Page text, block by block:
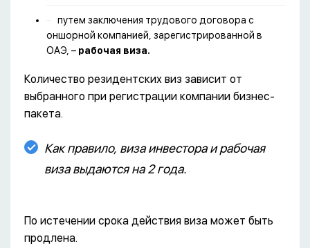
путем заключения трудового договора с
оншорной компанией, зарегистрированной в
ОАЭ, – рабочая виза.
Количество резидентских виз зависит от
выбранного при регистрации компании бизнес-
пакета.
Как правило, виза инвестора и рабочая
виза выдаются на 2 года.
По истечении срока действия виза может быть
продлена.